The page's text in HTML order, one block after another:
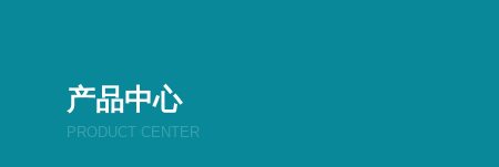
产品中心
PRODUCT CENTER